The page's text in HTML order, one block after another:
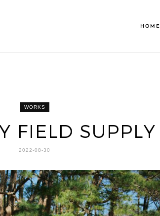
HOME
WORKS
FIELD SUPPLY
2022-08-30